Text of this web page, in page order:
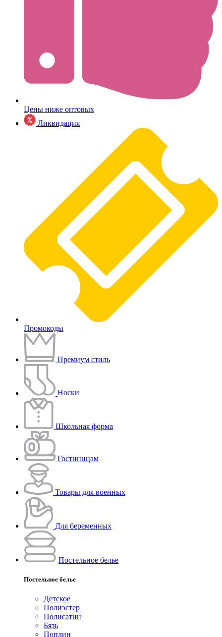
Цены ниже оптовых
Ликвидация
Промокоды
Премиум стиль
Носки
Школьная форма
Гостиницам
Товары для военных
Для беременных
Постельное белье
Постельное белье
Детское
Полиэстeр
Полисатин
Бязь
Поплин